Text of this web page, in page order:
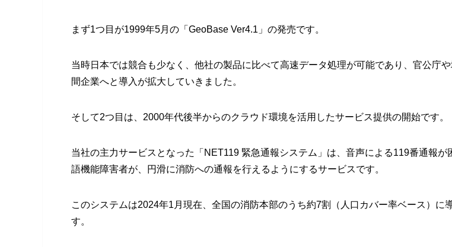
まず1つ目が1999年5月の「GeoBase Ver4.1」の発売です。
当時日本では競合も少なく、他社の製品に比べて高速データ処理が可能であり、官公庁
間企業へと導入が拡大していきました。
そして2つ目は、2000年代後半からのクラウド環境を活用したサービス提供の開始です。
当社の主力サービスとなった「NET119 緊急通報システム」は、音声による119番通報が
語機能障害者が、円滑に消防への通報を行えるようにするサービスです。
このシステムは2024年1月現在、全国の消防本部のうち約7割（人口カバー率ベース）に
す。